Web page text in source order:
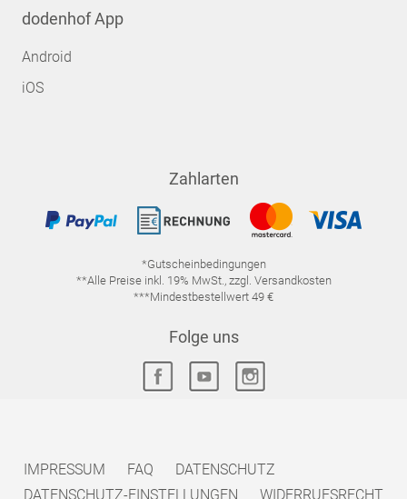
dodenhof App
Android
iOS
Zahlarten
*Gutscheinbedingungen
**Alle Preise inkl. 19% MwSt., zzgl. Versandkosten
***Mindestbestellwert 49 €
Folge uns
IMPRESSUM FAQ
DATENSCHUTZ
DATENSCHUTZ-EINSTELLUNGEN
WIDERRUFSRECHT